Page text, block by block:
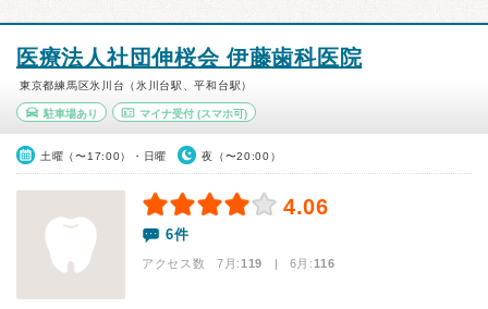
医療法人社団伸桜会 伊藤歯科医院
東京都練馬区氷川台（氷川台駅、平和台駅）
駐車場あり マイナ受付(スマホ可)
土曜（〜17:00）・日曜 夜（〜20:00）
4.06
6件
アクセス数 7月:119 | 6月:116